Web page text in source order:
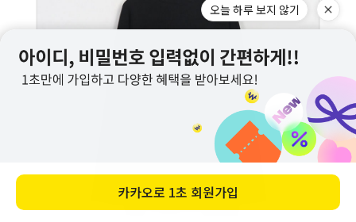
오늘 하루 보지 않기
카카오로 1초 회원가입